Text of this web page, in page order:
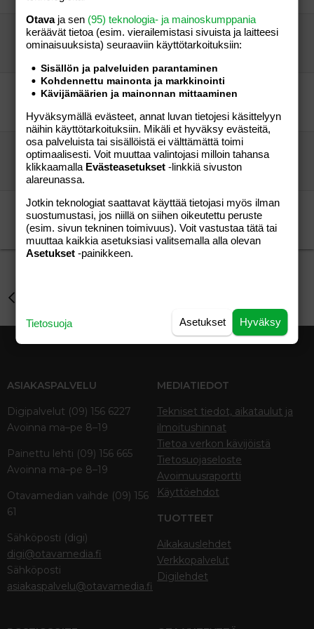
Anjalankoski/Kouvolan seudulta uusia ystäviä?
sirpukka85 Perhe-elämä
Tosi ystäviä Riihimäki+ympäristö
0
Perhe-elämä
17.01.2005
piutsuli
Ystäviä Kuopiosta?
Perhe-elämä
Perhe-elämä
25.07.2005
js79
Rockabilly henkiset äidit Hyvinkää/Riihimäki
-MAMI83- Perhe-elämä
0
Perhe-elämä
08.09.2005
-MAMI83-
ASIAKASPALVELU
Digipalvelut (09) 156 6227
Avoinna ma–pe 8–19
Painettu lehti (09) 156 665
Avoinna ma–pe 8–19
Otavamedian vaihde (09) 156
61
Sähköposti (digi)
digi@otavamedia.fi
Sähköposti
asiakaspalvelu@otavamedia.fi
MEDIATIEDOT
Tekniset tiedot, aikataulut ja
ilmoitushinnat
Tietoa verkon kävijöistä
Tietosuojaseloste
Avoimuusraportti
Käyttöehdot
TUOTTEET
Aikakauslehdet
Verkkopalvelut
Digilehdet
Otavaja sen (95) teknologia- ja mainoskumppania
keräävät tietoa (esim. vierailemis­tasi sivuista ja laitteesi
ominaisuuk­sista) seuraaviin käyttötarkoituksiin:
Sisällön ja palveluiden parantaminen
Kohdennettu mainonta ja markkinointi
Kävijämäärien ja mainonnan mittaaminen
Hyväksymällä evästeet, annat luvan tietojesi käsittelyyn
näihin käyttötarkoituksiin. Mikäli et hyväksy evästeitä,
osa palveluista tai sisällöistä ei välttämättä toimi
optimaalisesti. Voit muuttaa valintojasi milloin tahansa
klikkaamalla Evästeasetukset -linkkiä sivuston
alareunassa.
Jotkin teknologiat saattavat käyttää tietojasi myös ilman
suostumustasi, jos niillä on siihen oikeutettu peruste
(esim. sivun tekninen toimivuus). Voit vastustaa tätä tai
muuttaa kaikkia asetuksiasi valitsemalla alla olevan
Asetukset -painikkeen.
Hyväksy
Asetukset
Tietosuoja